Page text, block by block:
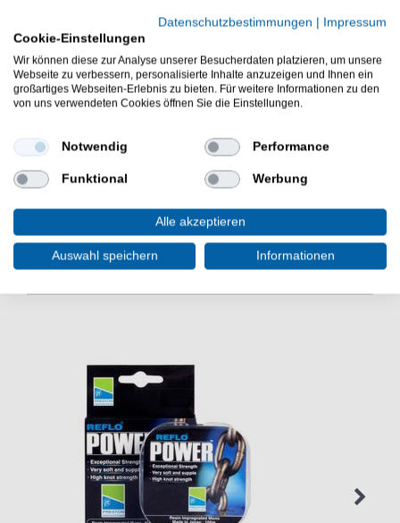
Inhalt: 2 Stück komplett montiert wie auf dem Bild zu
sehen
Länge: 200cm
Forellen haben wir oft mit Profi Forellenschlepper,
gebundenen Forellenhaken mit Forellen Haken beim
Angeln am Forellensee gefangen.
WEITERE INTERESSANTE ARTIKEL
Datenschutzbestimmungen | Impressum
Cookie-Einstellungen
Wir können diese zur Analyse unserer Besucherdaten platzieren, um unsere
Webseite zu verbessern, personalisierte Inhalte anzuzeigen und Ihnen ein
großartiges Webseiten-Erlebnis zu bieten. Für weitere Informationen zu den
von uns verwendeten Cookies öffnen Sie die Einstellungen.
Notwendig Performance
Funktional Werbung
Alle akzeptieren
Auswahl speichern Informationen